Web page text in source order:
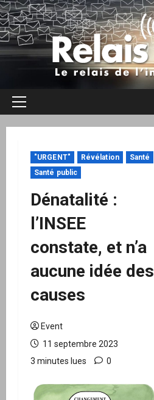
Aller
au
contenu
Menu
"URGENT" Révélation
Santé
Santé public
Dénatalité :
l’INSEE
constate, et n’a
aucune idée des
causes
Event
11 septembre 2023
3 minutes lues
0